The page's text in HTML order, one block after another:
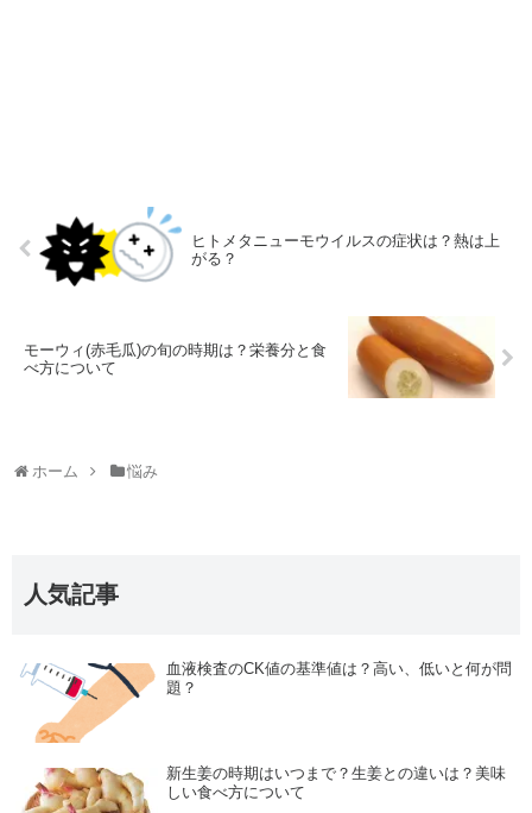
ヒトメタニューモウイルスの症状は？熱は上
がる？
モーウィ(赤毛瓜)の旬の時期は？栄養分と食
べ方について
ホーム 悩み
人気記事
血液検査のCK値の基準値は？高い、低いと何が問
題？
新生姜の時期はいつまで？生姜との違いは？美味
しい食べ方について